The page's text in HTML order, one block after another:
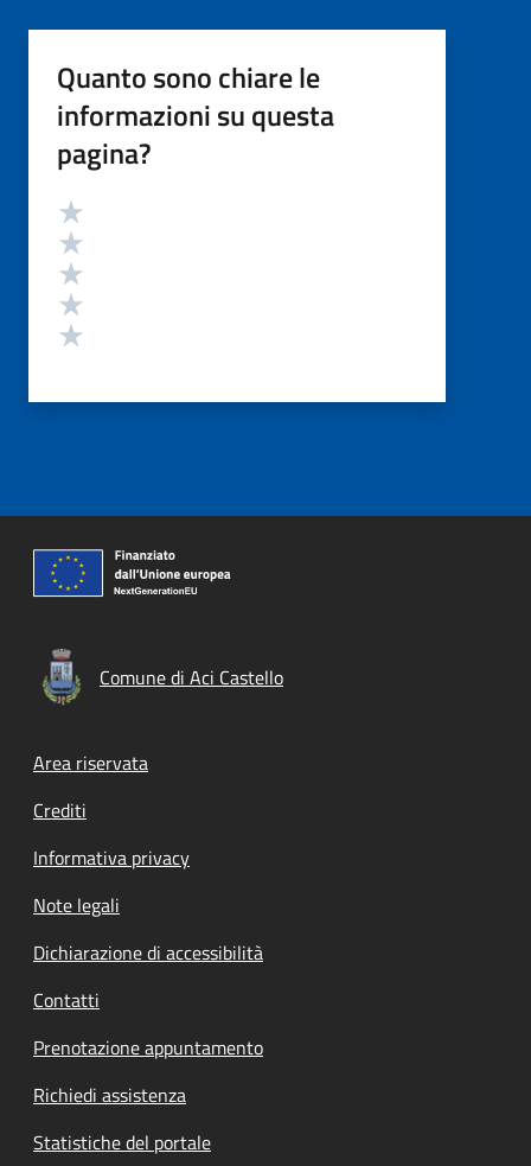
Quanto sono chiare le
informazioni su questa
pagina?
Valutazione
Comune di Aci Castello
Footer menu
Area riservata
Crediti
Informativa privacy
Note legali
Dichiarazione di accessibilità
Contatti
Prenotazione appuntamento
Richiedi assistenza
Statistiche del portale